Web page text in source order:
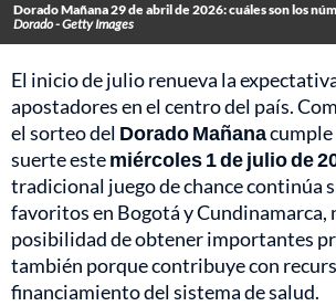
Dorado Mañana 29 de abril de 2026: cuáles son los
Dorado - Getty Images
El inicio de julio renueva la
apostadores en el centro del país.
el sorteo del Dorado Mañanacumple
suerte estemiércoles 1 de julio de
tradicional juego de chance continúa
favoritos en Bogotá y Cundinamarca,
posibilidad de obtener importantes
también porque contribuye con
financiamiento del sistema de salud.